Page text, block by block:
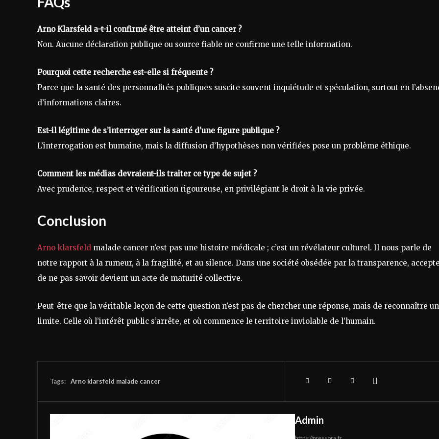
Arno Klarsfeld a-t-il confirmé être atteint d’un cancer ?
Non. Aucune déclaration publique ou source fiable ne confirme une telle information.
Pourquoi cette recherche est-elle si fréquente ?
Parce que la santé des personnalités publiques suscite souvent inquiétude et spéculation, surtout en
d’informations claires.
Est-il légitime de s’interroger sur la santé d’une figure publique ?
L’interrogation est humaine, mais la diffusion d’hypothèses non vérifiées pose un problème éthique.
Comment les médias devraient-ils traiter ce type de sujet ?
Avec prudence, respect et vérification rigoureuse, en privilégiant le droit à la vie privée.
Conclusion
Arno klarsfeld malade cancer n’est pas une histoire médicale ; c’est un révélateur culturel. Il nous parle de
notre rapport à la rumeur, à la fragilité, et au silence. Dans une société obsédée par la transparence,
de ne pas savoir devient un acte de maturité collective.
Peut-être que la véritable leçon de cette question n’est pas de chercher une réponse, mais de reconnaître
limite. Celle où l’intérêt public s’arrête, et où commence le territoire inviolable de l’humain.
Tags: Arno klarsfeld malade cancer
Admin